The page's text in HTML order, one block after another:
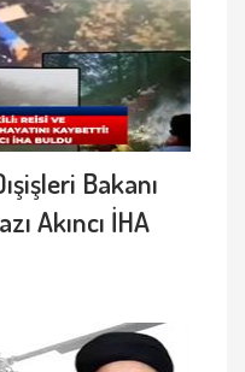
Bakanı
Akıncı İHA